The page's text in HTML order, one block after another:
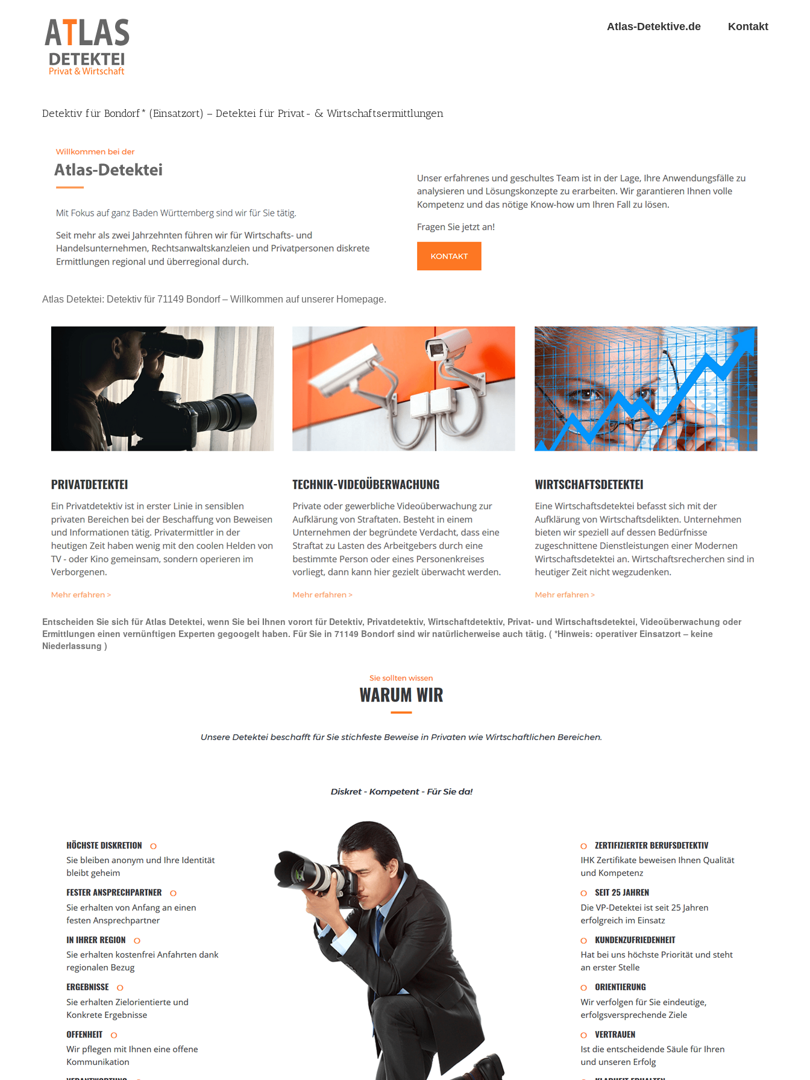
Atlas-Detektive.de Kontakt
Detektiv für Bondorf* (Einsatzort) – Detektei für Privat- & Wirtschaftsermittlungen
Atlas Detektei: Detektiv für 71149 Bondorf – Willkommen auf unserer Homepage.
Entscheiden Sie sich für Atlas Detektei, wenn Sie bei Ihnen vorort für Detektiv, Privatdetektiv, Wirtschaftdetektiv, Privat- und Wirtschaftsdetektei, Videoüberwachung oder
Ermittlungen einen vernünftigen Experten gegoogelt haben. Für Sie in 71149 Bondorf sind wir natürlicherweise auch tätig. ( *Hinweis: operativer Einsatzort – keine
Niederlassung )